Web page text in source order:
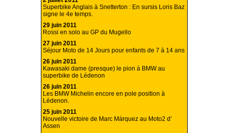
Superbike Anglais à Snetterton : En sursis Loris Baz
signe le 4e temps.
29 juin 2011
Rossi en solo au GP du Mugello
27 juin 2011
Séjour Moto de 14 Jours pour enfants de 7 à 14 ans
26 juin 2011
Kawasaki dame (presque) le pion à BMW au
superbike de Lédenon
26 juin 2011
Les BMW Michelin encore en pole position à
Lédenon.
25 juin 2011
Nouvelle victoire de Marc Márquez au Moto2 d’
Assen